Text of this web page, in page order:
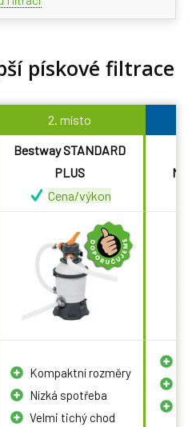
pískové filtrace
2. místo
Bestway STANDARD
PLUS
Cena/výkon
Kompaktní rozměry
Nízká spotřeba
Velmi tichý chod